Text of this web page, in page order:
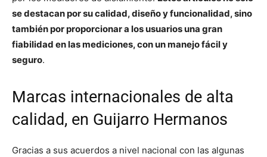
se destacan por su calidad, diseño y funcionalidad, sino
también por proporcionar a los usuarios una gran
fiabilidad en las mediciones, con un manejo fácil y
seguro.
Marcas internacionales de alta
calidad, en Guijarro Hermanos
Gracias a sus acuerdos a nivel nacional con las algunas